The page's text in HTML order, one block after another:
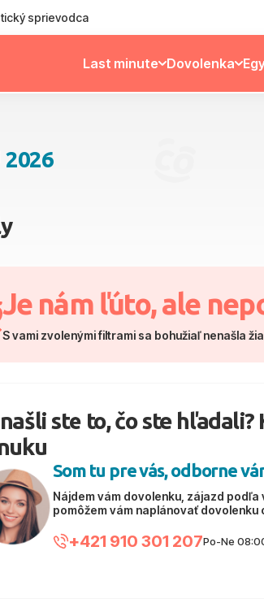
sprievodca
Last minute Dovolenka
Je nám ľúto, ale
S vami zvolenými filtrami sa bohužiaľ nenašla
ste to, čo ste
Som tu pre vás, odborne
Nájdem vám dovolenku, zájazd
pomôžem vám naplánovať dovolenku
+421 910 301 207Po-Ne